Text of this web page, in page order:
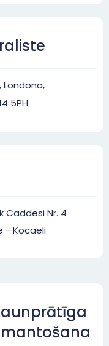
Londona,
5PH
Caddesi Nr. 4
- Kocaeli